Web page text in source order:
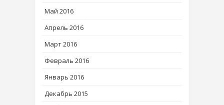
Май 2016
Апрель 2016
Март 2016
Февраль 2016
Январь 2016
Декабрь 2015